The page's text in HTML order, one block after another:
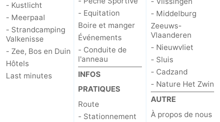
- Kustlicht
- Meerpaal
- Strandcamping
Valkenisse
- Zee, Bos en Duin
Hôtels
Last minutes
- Equitation
Boire et manger
Événements
- Conduite de
l'anneau
INFOS
PRATIQUES
Route
- Stationnement
- Middelburg
Zeeuws-
Vlaanderen
- Nieuwvliet
- Sluis
- Cadzand
- Nature Het Zwin
AUTRE
À propos de nous